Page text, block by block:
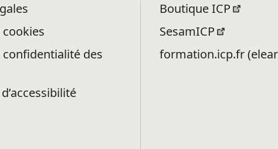
confidentialité des
Boutique ICP
SesamICP
formation.icp.fr